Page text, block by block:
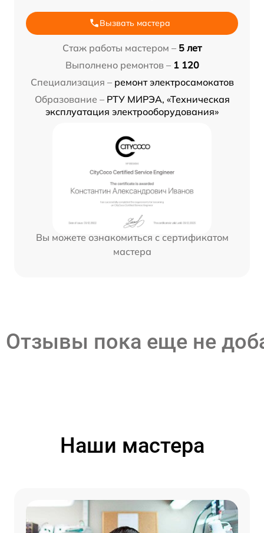
Вызвать мастера
Стаж работы мастером – 5 лет
Выполнено ремонтов – 1 120
Специализация – ремонт электросамокатов
Образование – РТУ МИРЭА, «Техническая
эксплуатация электрооборудования»
Вы можете ознакомиться с сертификатом
мастера
Отзывы пока еще не
Наши мастера